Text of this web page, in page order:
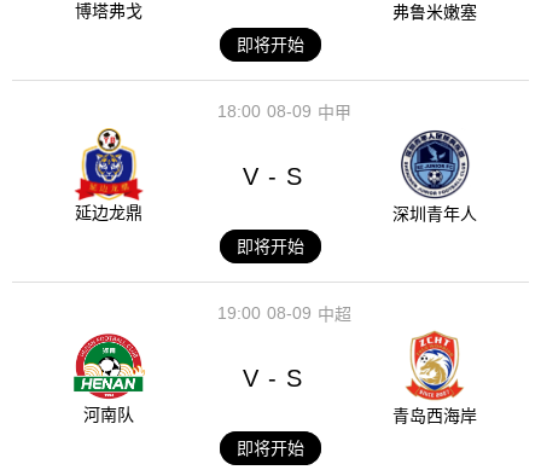
博塔弗戈
弗鲁米嫩塞
即将开始
08-09
18:00 中甲
延边龙鼎
V - S
深圳青年人
即将开始
08-09
19:00 中超
河南队
V - S
青岛西海岸
即将开始